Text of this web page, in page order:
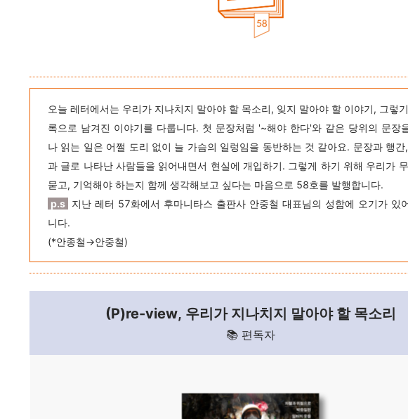
오늘 레터에서는 우리가 지나치지 말아야 할 목소리, 잊지 말아야 할 이야기, 그렇
록으로 남겨진 이야기를 다룹니다. 첫 문장처럼 '~해야 한다'와 같은 당위의 문장
나 읽는 일은 어쩔 도리 없이 늘 가슴의 일렁임을 동반하는 것 같아요. 문장과 행
과 글로 나타난 사람들을 읽어내면서 현실에 개입하기. 그렇게 하기 위해 우리가
묻고, 기억해야 하는지 함께 생각해보고 싶다는 마음으로 58호를 발행합니다.
p.s 지난 레터 57화에서 후마니타스 출판사 안중철 대표님의 성함에 오기가 있
니다.
(*안종철→안중철)
(P)re-view, 우리가 지나치지 말아야 할 목소리
📚 편독자